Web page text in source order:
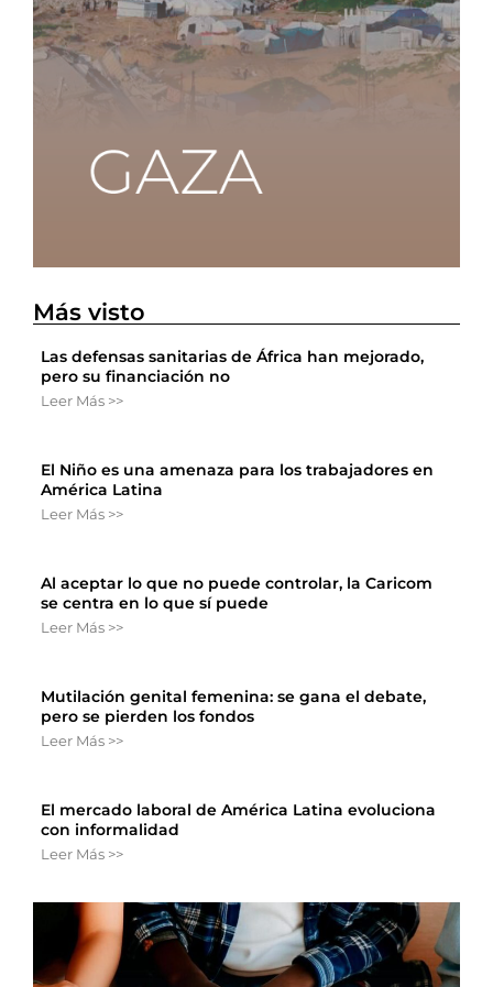
Más visto
Las defensas sanitarias de África han mejorado,
pero su financiación no
Leer Más >>
El Niño es una amenaza para los trabajadores en
América Latina
Leer Más >>
Al aceptar lo que no puede controlar, la Caricom
se centra en lo que sí puede
Leer Más >>
Mutilación genital femenina: se gana el debate,
pero se pierden los fondos
Leer Más >>
El mercado laboral de América Latina evoluciona
con informalidad
Leer Más >>